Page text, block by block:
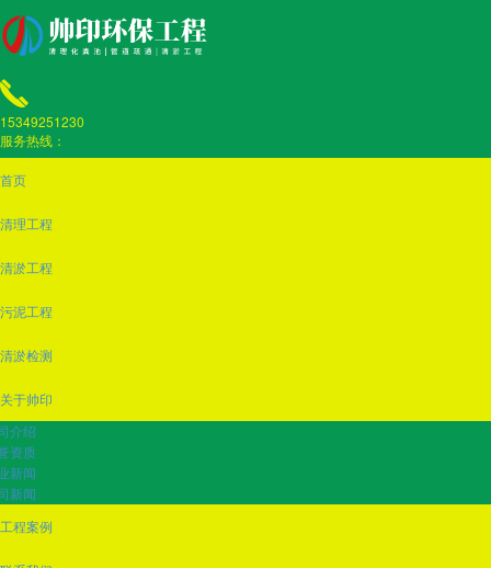
15349251230
服务热线：
首页
清理工程
清淤工程
污泥工程
清淤检测
关于帅印
介绍
资质
新闻
新闻
工程案例